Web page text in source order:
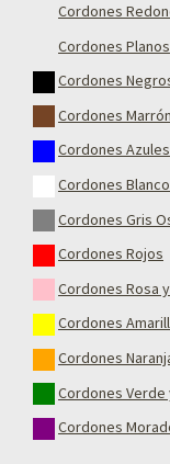
Cordones
Cordones Planos
Cordones
Cordones
Cordones Azules
Cordones
Cordones Gris
Cordones Rojos
Cordones Rosa
Cordones
Cordones
Cordones Verde
Cordones